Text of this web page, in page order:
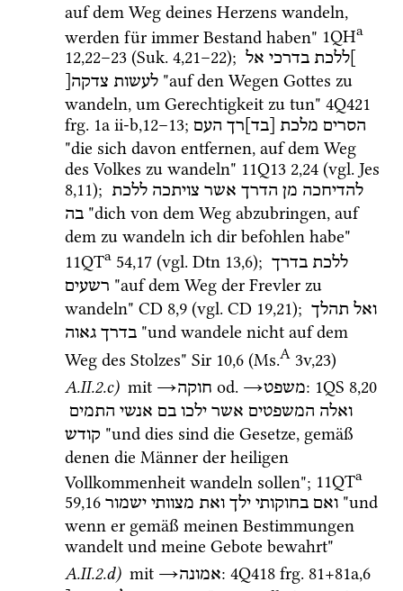
auf dem Weg deines Herzens wandeln,
werden für immer Bestand haben" 1QHa
12,22–23 (Suk. 4,21–22); ]ללכת בדרכי אל
לעשות צדקה[
"auf den Wegen Gottes zu
wandeln, um Gerechtigkeit zu tun" 4Q421
frg. 1a ii-b,12–13; הסרים מלכת [בד]רך העם
"die sich davon entfernen, auf dem Weg
des Volkes zu wandeln" 11Q13 2,24 (vgl. Jes
8,11); להדיחכה מן הדרך אשר צויתכה ללכת
בה "dich von dem Weg abzubringen, auf
11QTa 54,17 (vgl. Dtn 13,6); ללכת בדרך
רשעים "auf dem Weg der Frevler zu
wandeln" CD 8,9 (vgl. CD 19,21); ואל תהלך
בדרך גאוה
"und wandele nicht auf dem
Weg des Stolzes" Sir 10,6 (Ms.A 3v,23)
A.II.2.c) mit →חוקה od. →משפט: 1QS 8,20
ואלה המשפטים אשר ילכו בם אנשי התמים
קודש "und dies sind die Gesetze, gemäß
denen die Männer der heiligen
Vollkommenheit wandeln sollen"; 11QTa
59,16 ואם בחוקותי ילך ואת מצוותי ישמור
"und
wenn er gemäß meinen Bestimmungen
wandelt und meine Gebote bewahrt"
A.II.2.d) mit →אמונה: 4Q418 frg. 81+81a,6